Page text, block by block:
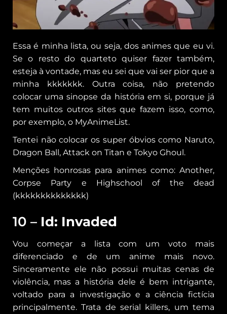
Essa é minha lista, ou seja, dos animes que eu vi.
Se o resto do quarteto quiser fazer também,
esteja à vontade, mas eu sei que vai ser pior que a
minha kkkkkkk. Outra coisa, não pretendo
colocar uma sinopse da história em si, porque já
tem muitos outros sites que fazem isso, como,
por exemplo, o MyAnimeList.
Tentei não colocar os super óbvios como Naruto,
Dragon Ball, Attack on Titan e Tokyo Ghoul.
Menções honrosas para animes como: Another,
Corpse Party e Highschool of the dead
(kkkkkkkkkkkkkk)
10 – Id: Invaded
Vou começar a lista com um voto mais
diferenciado e de um anime mais novo.
Sinceramente ele não possui muitas cenas de
violência, mas a história dele é bem intrigante,
voltado para a investigação e a ciência fictícia
principalmente. Trata de serial killers, um tema